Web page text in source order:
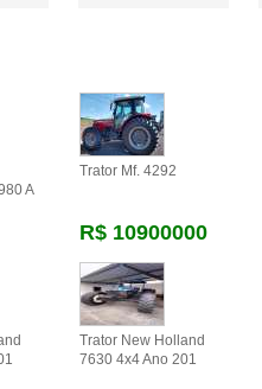
A
Trator Mf. 4292
R$ 10900000
Trator New Holland
7630 4x4 Ano 201